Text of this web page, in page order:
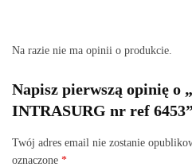
Na razie nie ma opinii o produkcie.
Napisz pierwszą opinię o
INTRASURG nr ref 6453”
Twój adres email nie zostanie
oznaczone *